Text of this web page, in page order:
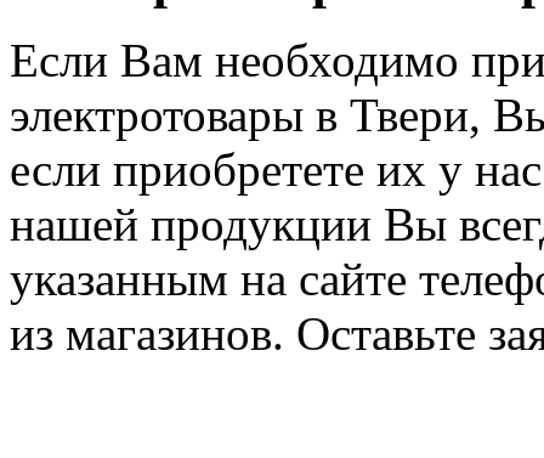
Если Вам необходимо
электротовары в Твери,
если приобретете их у
нашей продукции Вы
указанным на сайте
из магазинов. Оставьте